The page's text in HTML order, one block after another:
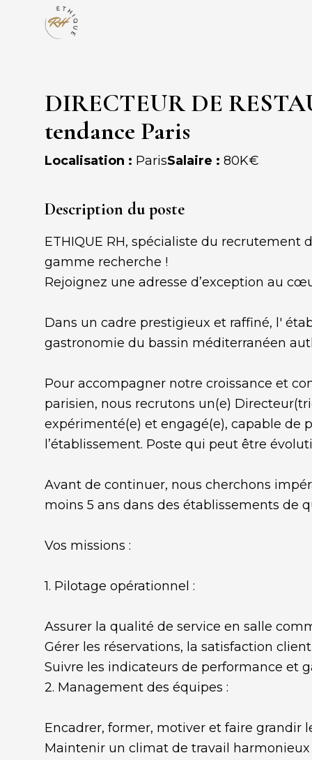
DIRECTEUR DE
tendance Paris
Localisation : ParisSalaire : 80K€
Description du poste
ETHIQUE RH, spécialiste du recrutement
gamme recherche !
Rejoignez une adresse d’exception au
Dans un cadre prestigieux et raffiné, l'
gastronomie du bassin méditerranéen
Pour accompagner notre croissance et
parisien, nous recrutons un(e)
expérimenté(e) et engagé(e), capable de
l’établissement. Poste qui peut être
Avant de continuer, nous cherchons
moins 5 ans dans des établissements de
Vos missions :
1. Pilotage opérationnel :
Assurer la qualité de service en salle
Gérer les réservations, la satisfaction client
Suivre les indicateurs de performance et
2. Management des équipes :
Encadrer, former, motiver et faire grandir
Maintenir un climat de travail harmonieux